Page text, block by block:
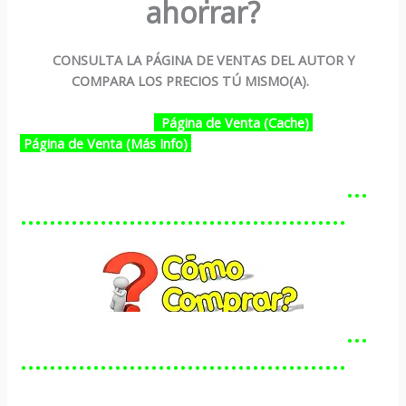
ahorrar?
CONSULTA LA PÁGINA DE VENTAS DEL AUTOR Y
COMPARA LOS PRECIOS TÚ MISMO(A).
Página de Venta (Cache)
Página de Venta (Más Info)
…………………………………………
………………………………………
…………………………………………
………………………………………